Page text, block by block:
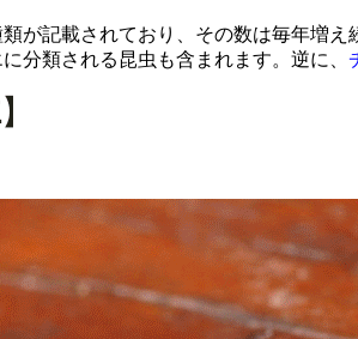
が記載されており、その数は毎年増
分類される昆虫も含まれます。逆に、